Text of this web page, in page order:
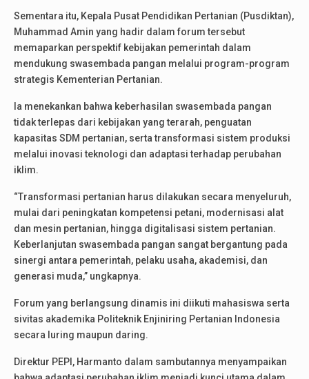
Sementara itu, Kepala Pusat Pendidikan Pertanian (Pusdiktan),
Muhammad Amin yang hadir dalam forum tersebut
memaparkan perspektif kebijakan pemerintah dalam
mendukung swasembada pangan melalui program-program
strategis Kementerian Pertanian.
Ia menekankan bahwa keberhasilan swasembada pangan
tidak terlepas dari kebijakan yang terarah, penguatan
kapasitas SDM pertanian, serta transformasi sistem produksi
melalui inovasi teknologi dan adaptasi terhadap perubahan
iklim.
“Transformasi pertanian harus dilakukan secara menyeluruh,
mulai dari peningkatan kompetensi petani, modernisasi alat
dan mesin pertanian, hingga digitalisasi sistem pertanian.
Keberlanjutan swasembada pangan sangat bergantung pada
sinergi antara pemerintah, pelaku usaha, akademisi, dan
generasi muda,” ungkapnya.
Forum yang berlangsung dinamis ini diikuti mahasiswa serta
sivitas akademika Politeknik Enjiniring Pertanian Indonesia
secara luring maupun daring.
Direktur PEPI, Harmanto dalam sambutannya menyampaikan